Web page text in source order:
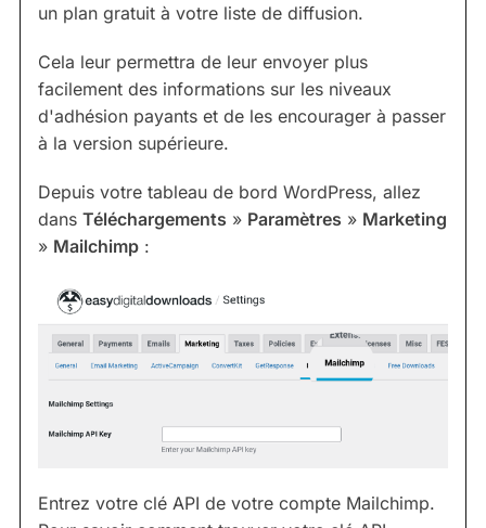
un plan gratuit à votre liste de diffusion.
Cela leur permettra de leur envoyer plus
facilement des informations sur les niveaux
d'adhésion payants et de les encourager à passer
à la version supérieure.
Depuis votre tableau de bord WordPress, allez
dans Téléchargements » Paramètres » Marketing
» Mailchimp :
Entrez votre clé API de votre compte Mailchimp.